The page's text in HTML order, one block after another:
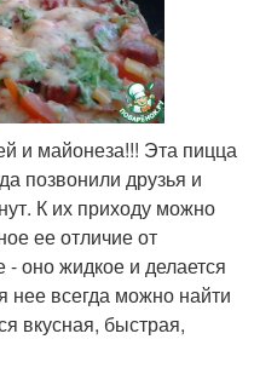
и майонеза!!! Эта пицца
позвонили друзья и
К их приходу можно
ее отличие от
- оно жидкое и делается
всегда можно найти
вкусная, быстрая,